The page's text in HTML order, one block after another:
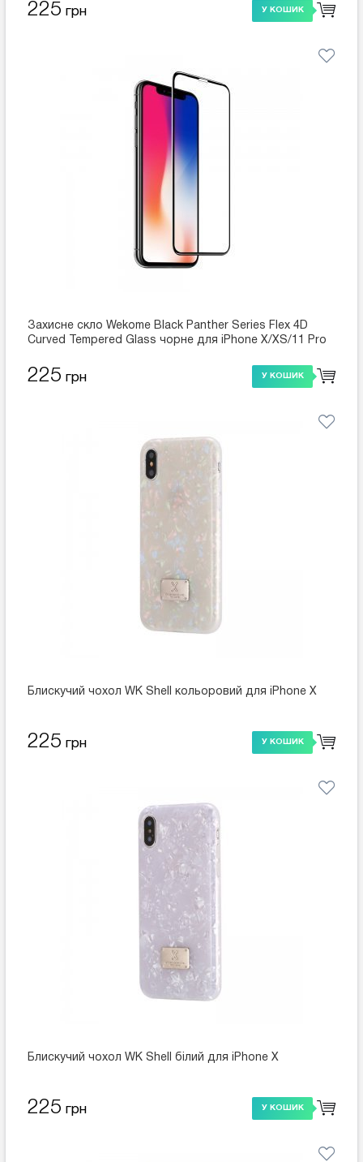
225 грн У КОШИК
Захисне скло Wekome Black Panther Series Flex 4D
Curved Tempered Glass чорне для iPhone X/XS/11 Pro
225 грн У КОШИК
Блискучий чохол WK Shell кольоровий для iPhone X
225 грн У КОШИК
Блискучий чохол WK Shell білий для iPhone X
225 грн У КОШИК